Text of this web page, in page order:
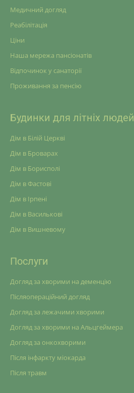
Медичний догляд
Реабілітація
Ціни
Наша мережа пансіонатів
Відпочинок у санаторії
Проживання за пенсію
Будинки для літніх людей
Дім в Білій Церкві
Дім в Броварах
Дім в Борисполі
Дім в Фастові
Дім в Ірпені
Дім в Василькові
Дім в Вишневому
Послуги
Догляд за хворими на деменцію
Післяопераційний догляд
Догляд за лежачими хворими
Догляд за хворими на Альцгеймера
Догляд за онкохворими
Після інфаркту міокарда
Після травм